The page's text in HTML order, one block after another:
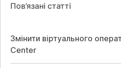
Пов’язані статті
Змінити віртуального
Center